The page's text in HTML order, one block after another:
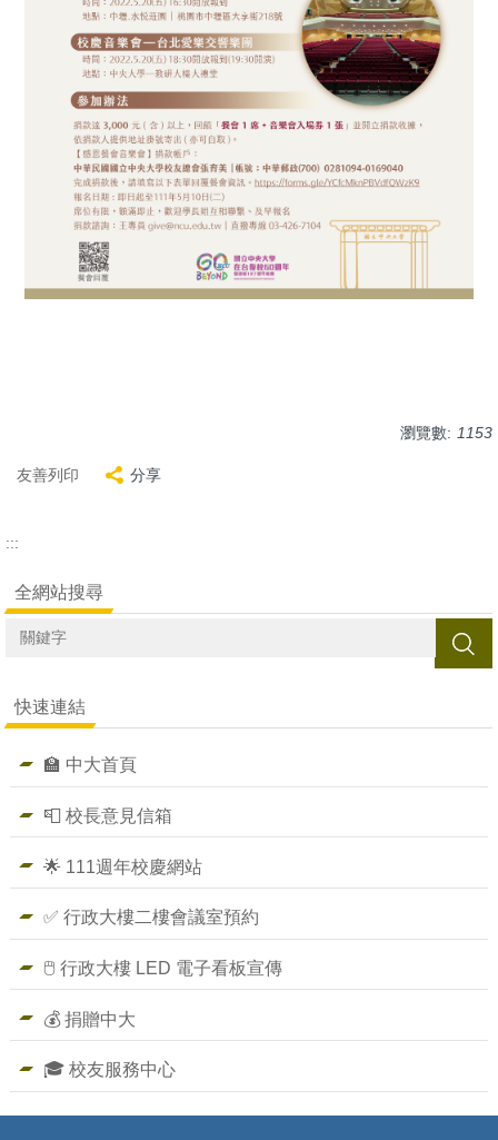
瀏覽數: 1153
友善列印 分享
:::
全網站搜尋
搜尋
快速連結
🏫 中大首頁
📮 校長意見信箱
🌟 111週年校慶網站
✅ 行政大樓二樓會議室預約
🖱️ 行政大樓 LED 電子看板宣傳
💰 捐贈中大
🎓 校友服務中心